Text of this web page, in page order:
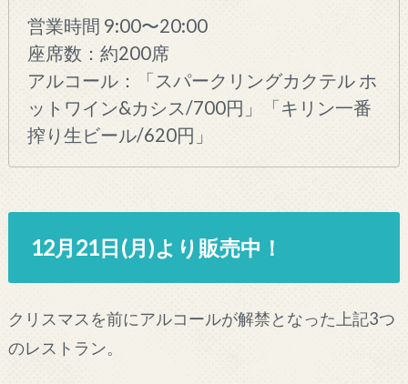
営業時間 9:00〜20:00
座席数：約200席
アルコール：「スパークリングカクテル ホ
ットワイン&カシス/700円」「キリン一番
搾り生ビール/620円」
12月21日(月)より販売中！
クリスマスを前にアルコールが解禁となった上記3つ
のレストラン。